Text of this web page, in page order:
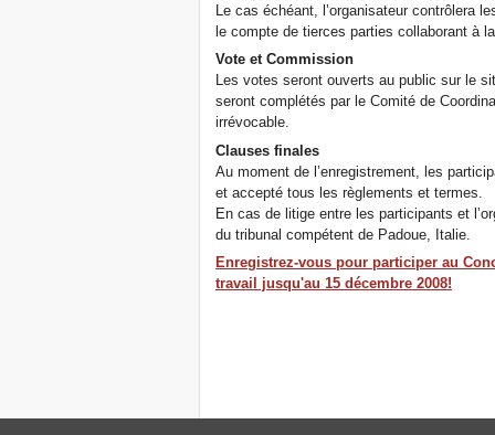
Le cas échéant, l’organisateur contrôlera
le compte de tierces parties collaborant à
Vote et Commission
Les votes seront ouverts au public sur le
seront complétés par le Comité de
irrévocable.
Clauses finales
Au moment de l’enregistrement, les
et accepté tous les règlements et termes.
En cas de litige entre les participants et
du tribunal compétent de Padoue, Italie.
Enregistrez-vous pour participer au
travail jusqu'au 15 décembre 2008!